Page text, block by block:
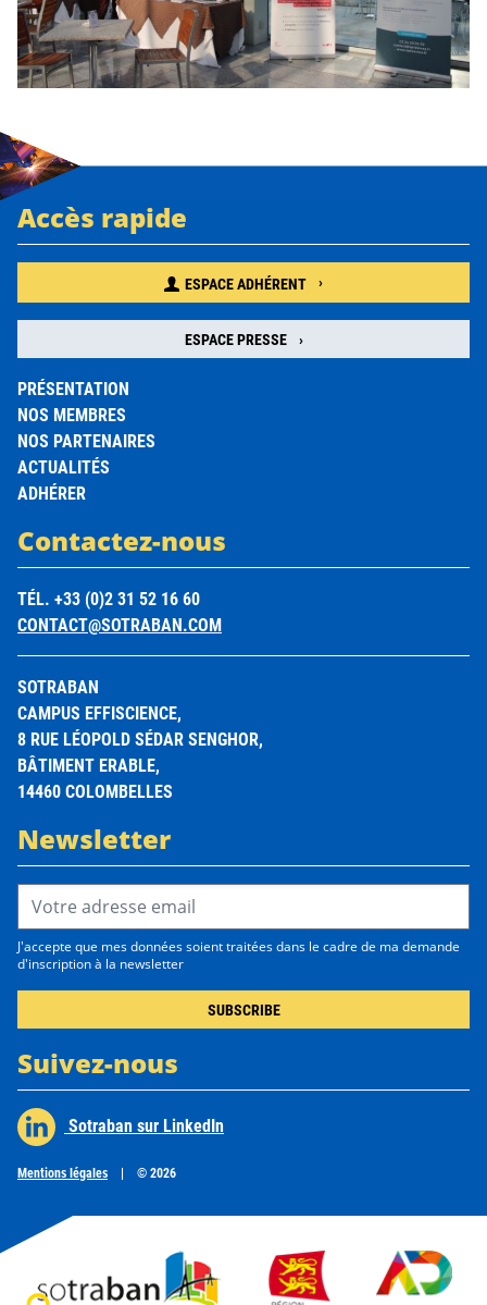
Accès rapide
ESPACE ADHÉRENT
ESPACE PRESSE
PRÉSENTATION
NOS MEMBRES
NOS PARTENAIRES
ACTUALITÉS
ADHÉRER
Contactez-nous
TÉL. +33 (0)2 31 52 16 60
CONTACT@SOTRABAN.COM
SOTRABAN
CAMPUS EFFISCIENCE,
8 RUE LÉOPOLD SÉDAR SENGHOR,
BÂTIMENT ERABLE,
14460 COLOMBELLES
Newsletter
Email Address*
J'accepte que mes données soient traitées dans le cadre de ma demande
d'inscription à la newsletter
Suivez-nous
Sotraban sur LinkedIn
Mentions légales | © 2026